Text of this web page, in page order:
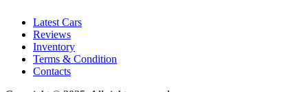
Latest Cars
Reviews
Inventory
Terms & Condition
Contacts